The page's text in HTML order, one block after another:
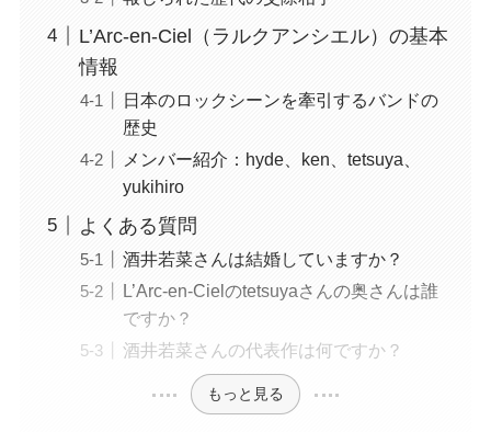
L’Arc-en-Ciel（ラルクアンシエル）の基本
情報
日本のロックシーンを牽引するバンドの
歴史
メンバー紹介：hyde、ken、tetsuya、
yukihiro
よくある質問
酒井若菜さんは結婚していますか？
L’Arc-en-Cielのtetsuyaさんの奥さんは誰
ですか？
酒井若菜さんの代表作は何ですか？
もっと見る